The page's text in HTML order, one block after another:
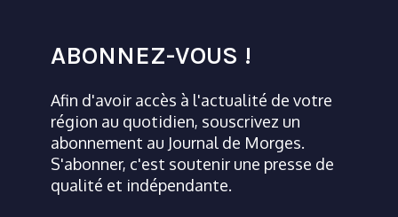
ABONNEZ-VOUS !
Afin d'avoir accès à l'actualité de votre
région au quotidien, souscrivez un
abonnement au Journal de Morges.
S'abonner, c'est soutenir une presse de
qualité et indépendante.